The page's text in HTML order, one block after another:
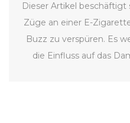
Dieser Artikel beschäftigt
Züge an einer E-
Buzz zu verspüren. Es
die Einfluss auf das